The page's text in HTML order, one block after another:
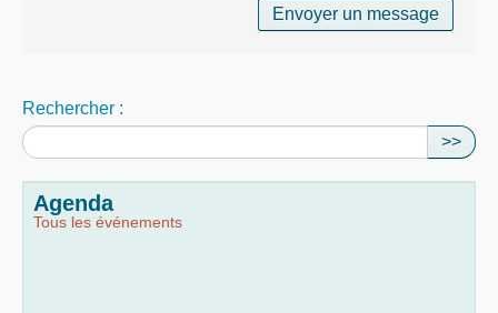
Rechercher :
>>
Agenda
Tous les événements